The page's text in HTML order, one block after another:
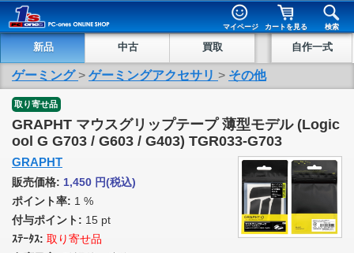
マイページ カートを見る 検索
新品 中古 買取 自作一式
ゲーミング > ゲーミングアクセサリ > その他
取り寄せ品
GRAPHT マウスグリップテープ 薄型モデル (Logic
ool G G703 / G603 / G403) TGR033-G703
GRAPHT
販売価格: 1,450 円(税込)
ポイント率: 1 %
付与ポイント: 15 pt
ｽﾃｰﾀｽ: 取り寄せ品